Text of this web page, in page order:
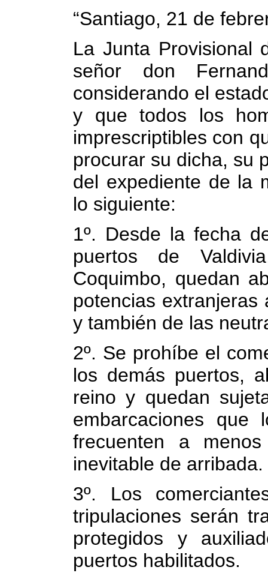
“Santiago, 21 de
La Junta Provisional
señor don
considerando el
y que todos los
imprescriptibles con
procurar su dicha, su
del expediente de la
lo siguiente:
1º. Desde la fecha
puertos de
Coquimbo, quedan
potencias
y también de las
2º. Se prohíbe el
los demás puertos,
reino y quedan
embarcaciones
frecuenten a
inevitable de arribada.
3º. Los
tripulaciones serán
protegidos y
puertos habilitados.